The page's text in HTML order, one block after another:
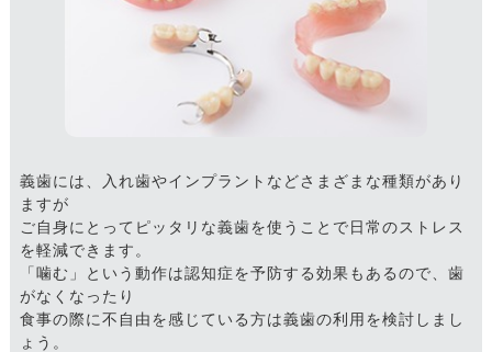
義歯には、入れ歯やインプラントなどさまざまな種類があり
ますが
ご自身にとってピッタリな義歯を使うことで日常のストレス
を軽減できます。
「噛む」という動作は認知症を予防する効果もあるので、歯
がなくなったり
食事の際に不自由を感じている方は義歯の利用を検討しまし
ょう。